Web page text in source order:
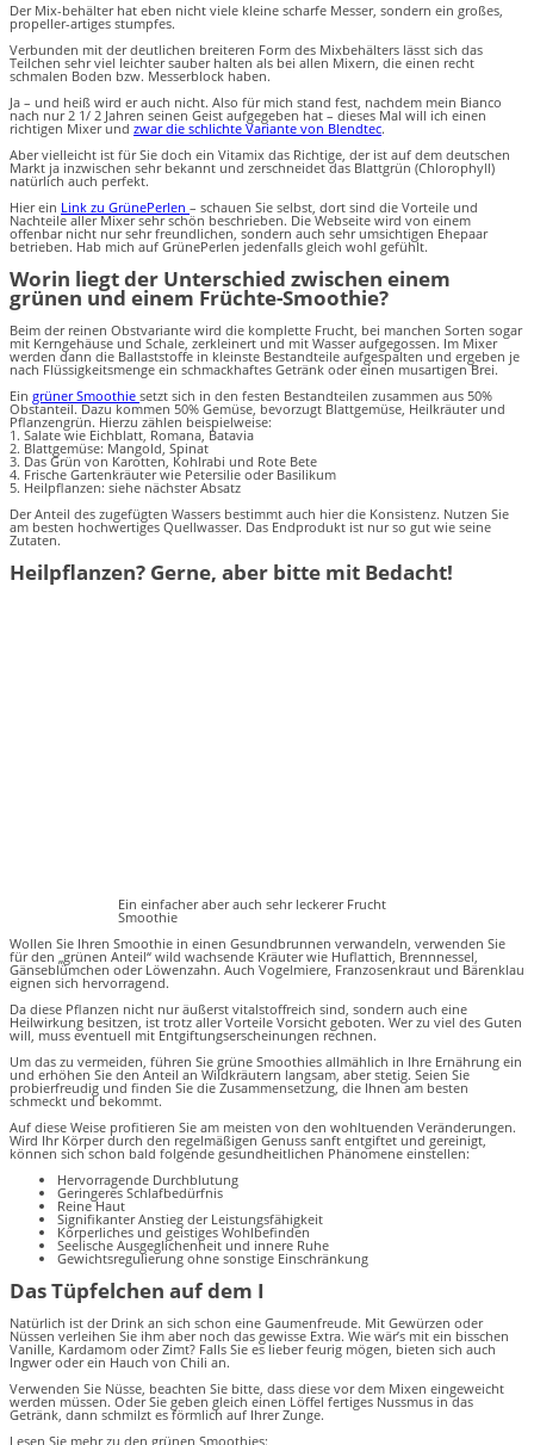
Der Mix-behälter hat eben nicht viele kleine scharfe Messer, sondern ein großes,
propeller-artiges stumpfes.
Verbunden mit der deutlichen breiteren Form des Mixbehälters lässt sich das
Teilchen sehr viel leichter sauber halten als bei allen Mixern, die einen recht
schmalen Boden bzw. Messerblock haben.
Ja – und heiß wird er auch nicht. Also für mich stand fest, nachdem mein Bianco
nach nur 2 1/ 2 Jahren seinen Geist aufgegeben hat – dieses Mal will ich einen
richtigen Mixer und zwar die schlichte Variante von Blendtec.
Aber vielleicht ist für Sie doch ein Vitamix das Richtige, der ist auf dem deutschen
Markt ja inzwischen sehr bekannt und zerschneidet das Blattgrün (Chlorophyll)
natürlich auch perfekt.
Hier ein Link zu GrünePerlen – schauen Sie selbst, dort sind die Vorteile und
Nachteile aller Mixer sehr schön beschrieben. Die Webseite wird von einem
offenbar nicht nur sehr freundlichen, sondern auch sehr umsichtigen Ehepaar
betrieben. Hab mich auf GrünePerlen jedenfalls gleich wohl gefühlt.
Worin liegt der Unterschied zwischen einem
grünen und einem Früchte-Smoothie?
Beim der reinen Obstvariante wird die komplette Frucht, bei manchen Sorten sogar
mit Kerngehäuse und Schale, zerkleinert und mit Wasser aufgegossen. Im Mixer
werden dann die Ballaststoffe in kleinste Bestandteile aufgespalten und ergeben je
nach Flüssigkeitsmenge ein schmackhaftes Getränk oder einen musartigen Brei.
Ein grüner Smoothie setzt sich in den festen Bestandteilen zusammen aus 50%
Obstanteil. Dazu kommen 50% Gemüse, bevorzugt Blattgemüse, Heilkräuter und
Pflanzengrün. Hierzu zählen beispielweise:
1. Salate wie Eichblatt, Romana, Batavia
2. Blattgemüse: Mangold, Spinat
3. Das Grün von Karotten, Kohlrabi und Rote Bete
4. Frische Gartenkräuter wie Petersilie oder Basilikum
5. Heilpflanzen: siehe nächster Absatz
Der Anteil des zugefügten Wassers bestimmt auch hier die Konsistenz. Nutzen Sie
am besten hochwertiges Quellwasser. Das Endprodukt ist nur so gut wie seine
Zutaten.
Heilpflanzen? Gerne, aber bitte mit Bedacht!
Ein einfacher aber auch sehr leckerer Frucht
Smoothie
Wollen Sie Ihren Smoothie in einen Gesundbrunnen verwandeln, verwenden Sie
für den „grünen Anteil“ wild wachsende Kräuter wie Huflattich, Brennnessel,
Gänseblümchen oder Löwenzahn. Auch Vogelmiere, Franzosenkraut und Bärenklau
eignen sich hervorragend.
Da diese Pflanzen nicht nur äußerst vitalstoffreich sind, sondern auch eine
Heilwirkung besitzen, ist trotz aller Vorteile Vorsicht geboten. Wer zu viel des Guten
will, muss eventuell mit Entgiftungserscheinungen rechnen.
Um das zu vermeiden, führen Sie grüne Smoothies allmählich in Ihre Ernährung ein
und erhöhen Sie den Anteil an Wildkräutern langsam, aber stetig. Seien Sie
probierfreudig und finden Sie die Zusammensetzung, die Ihnen am besten
schmeckt und bekommt.
Auf diese Weise profitieren Sie am meisten von den wohltuenden Veränderungen.
Wird Ihr Körper durch den regelmäßigen Genuss sanft entgiftet und gereinigt,
können sich schon bald folgende gesundheitlichen Phänomene einstellen:
Hervorragende Durchblutung
Geringeres Schlafbedürfnis
Reine Haut
Signifikanter Anstieg der Leistungsfähigkeit
Körperliches und geistiges Wohlbefinden
Seelische Ausgeglichenheit und innere Ruhe
Gewichtsregulierung ohne sonstige Einschränkung
Das Tüpfelchen auf dem I
Natürlich ist der Drink an sich schon eine Gaumenfreude. Mit Gewürzen oder
Nüssen verleihen Sie ihm aber noch das gewisse Extra. Wie wär’s mit ein bisschen
Vanille, Kardamom oder Zimt? Falls Sie es lieber feurig mögen, bieten sich auch
Ingwer oder ein Hauch von Chili an.
Verwenden Sie Nüsse, beachten Sie bitte, dass diese vor dem Mixen eingeweicht
werden müssen. Oder Sie geben gleich einen Löffel fertiges Nussmus in das
Getränk, dann schmilzt es förmlich auf Ihrer Zunge.
Lesen Sie mehr zu den grünen Smoothies: